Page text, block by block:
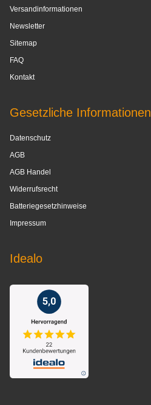
Versandinformationen
Newsletter
Sitemap
FAQ
Kontakt
Gesetzliche Informationen
Datenschutz
AGB
AGB Handel
Widerrufsrecht
Batteriegesetzhinweise
Impressum
Idealo